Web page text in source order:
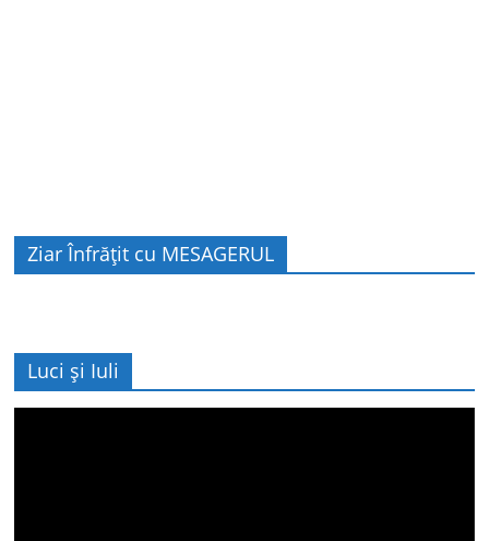
Ziar Înfrățit cu MESAGERUL
Luci și Iuli